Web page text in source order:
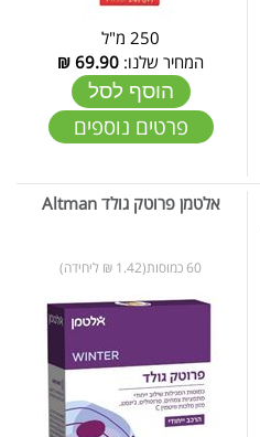
250 מ"ל
המחיר שלנו: 69.90
₪
הוסף לסל
פרטים נוספים
אלטמן פרוטק גולד Altman
60 כמוסות(1.42 ₪ ליחידה)